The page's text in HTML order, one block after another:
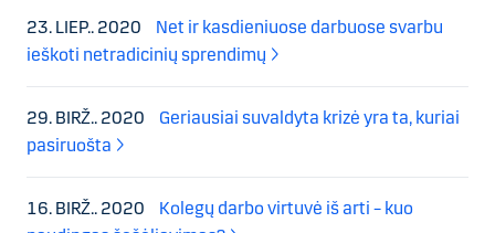
23. LIEP.. 2020
Net ir kasdieniuose darbuose svarbu
ieškoti netradicinių sprendimų
29. BIRŽ.. 2020
Geriausiai suvaldyta krizė yra ta, kuriai
pasiruošta
16. BIRŽ.. 2020
Kolegų darbo virtuvė iš arti – kuo